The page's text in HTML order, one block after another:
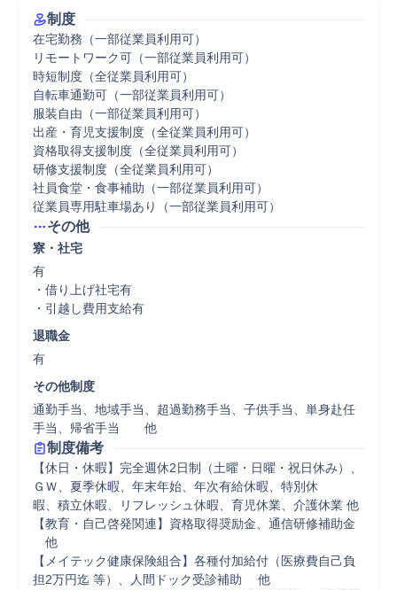
制度
在宅勤務（一部従業員利用可）
リモートワーク可（一部従業員利用可）
時短制度（全従業員利用可）
自転車通勤可（一部従業員利用可）
服装自由（一部従業員利用可）
出産・育児支援制度（全従業員利用可）
資格取得支援制度（全従業員利用可）
研修支援制度（全従業員利用可）
社員食堂・食事補助（一部従業員利用可）
従業員専用駐車場あり（一部従業員利用可）
その他
寮・社宅
有
・借り上げ社宅有
・引越し費用支給有
退職金
有
その他制度
通勤手当、地域手当、超過勤務手当、子供手当、単身赴任
手当、帰省手当　　他
制度備考
【休日・休暇】完全週休2日制（土曜・日曜・祝日休み）、
ＧＷ、夏季休暇、年末年始、年次有給休暇、特別休
暇、積立休暇、リフレッシュ休暇、育児休業、介護休業 他
【教育・自己啓発関連】資格取得奨励金、通信研修補助金
他
【メイテック健康保険組合】各種付加給付（医療費自己負
担2万円迄 等）、人間ドック受診補助 　他